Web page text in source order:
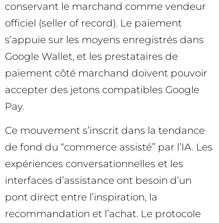
conservant le marchand comme vendeur
officiel (seller of record). Le paiement
s’appuie sur les moyens enregistrés dans
Google Wallet, et les prestataires de
paiement côté marchand doivent pouvoir
accepter des jetons compatibles Google
Pay.
Ce mouvement s’inscrit dans la tendance
de fond du “commerce assisté” par l’IA. Les
expériences conversationnelles et les
interfaces d’assistance ont besoin d’un
pont direct entre l’inspiration, la
recommandation et l’achat. Le protocole